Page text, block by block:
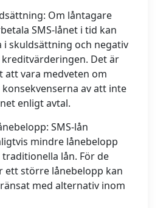
Om låntagare
SMS-lånet i tid kan
i skuldsättning och negativ
Det är
vara medveten om
av att inte
enligt avtal.
SMS-lån
mindre lånebelopp
lån. För de
ett större lånebelopp kan
med alternativ inom